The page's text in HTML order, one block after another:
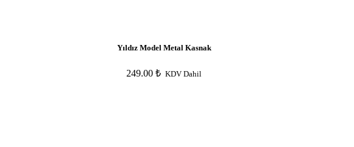
Yıldız Model Metal Kasnak
249.00 ₺ KDV Dahil